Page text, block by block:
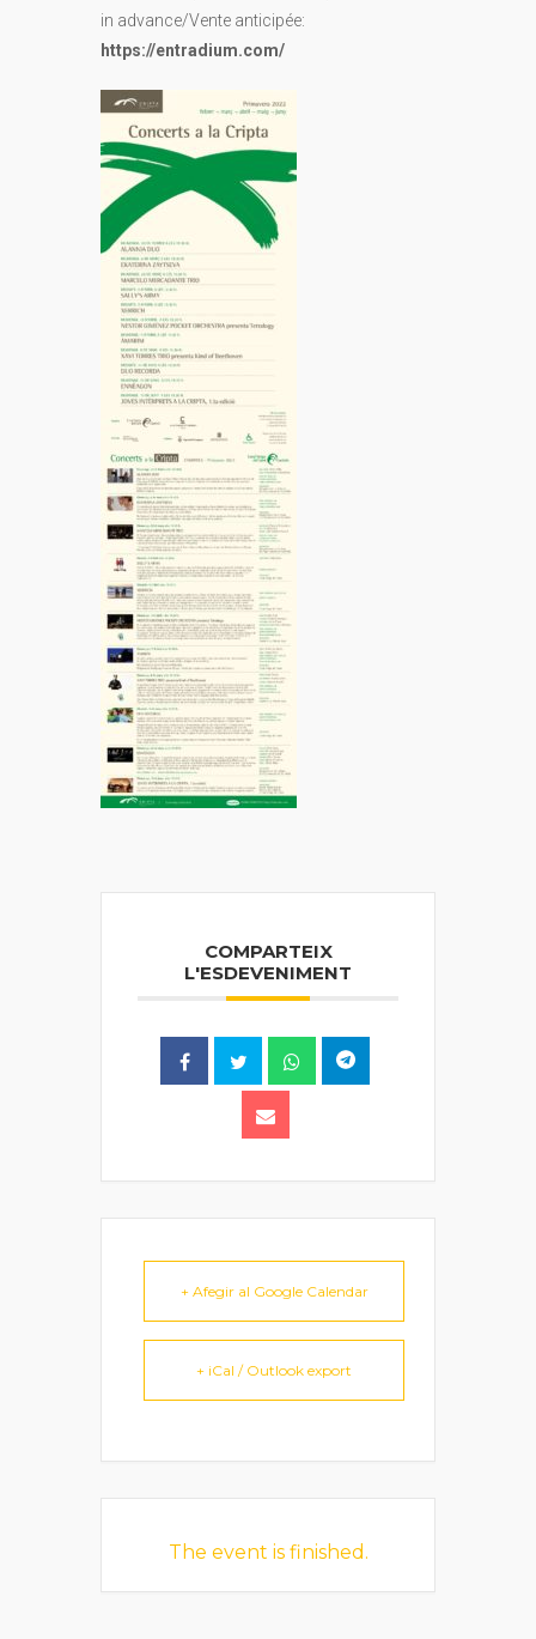
in advance/Vente anticipée:
https://entradium.com/
COMPARTEIX
L'ESDEVENIMENT
+ Afegir al Google Calendar
+ iCal / Outlook export
The event is finished.